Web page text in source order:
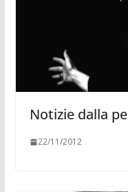
Notizie dalla
22/11/2012